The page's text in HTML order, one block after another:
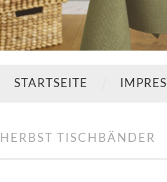
STARTSEITE
HERBST TISCHBÄNDER